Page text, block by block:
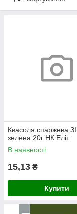
Квасоля спаржева
зелена 20г НК Еліт
В наявності
15,13 ₴
Купити